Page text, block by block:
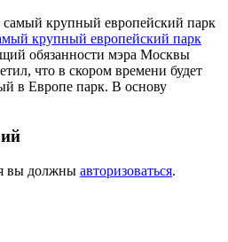
крупный европейский парк
обязанности мэра Москвы
что в скором времени будет
в Европе парк. В основу
вы должны авторизоваться.